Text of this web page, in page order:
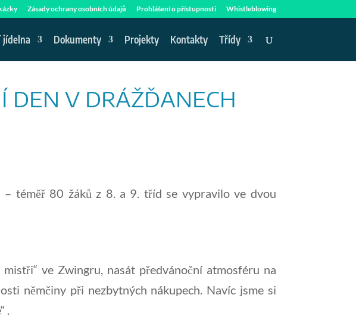
Zásady ochrany osobních údajů Prohlášení o přístupnosti Whistleblowing
jídelna Dokumenty Projekty Kontakty Třídy
DEN V DRÁŽĎANECH
– téměř 80 žáků z 8. a 9. tříd se vypravilo ve dvou
ve Zwingru, nasát předvánoční atmosféru na
němčiny při nezbytných nákupech. Navíc jsme si
.